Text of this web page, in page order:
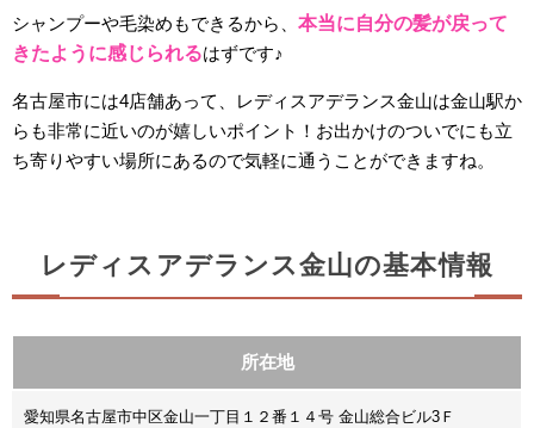
シャンプーや毛染めもできるから、 本当に自分の髪が戻って
きたように感じられるはずです♪
名古屋市には4店舗あって、レディスアデランス金山は金山駅か
らも非常に近いのが嬉しいポイント！お出かけのついでにも立
ち寄りやすい場所にあるので気軽に通うことができますね。
レディスアデランス金山の基本情報
所在地
愛知県名古屋市中区金山一丁目１２番１４号 金山総合ビル3Ｆ